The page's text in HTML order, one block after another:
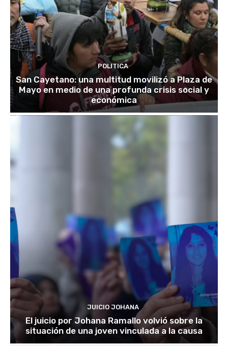
POLITICA
San Cayetano: una multitud movilizó a Plaza de
Mayo en medio de una profunda crisis social y
económica
JUICIO JOHANA
El juicio por Johana Ramallo volvió sobre la
situación de una joven vinculada a la causa